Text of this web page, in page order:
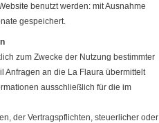
benutzt werden: mit Ausnahme
gespeichert.
zum Zwecke der Nutzung bestimmter
Anfragen an die La Flaura übermittelt
ausschließlich für die im
der Vertragspflichten, steuerlicher oder